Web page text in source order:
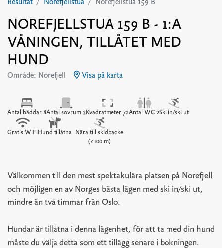
Resultat Norefjellstua Norefjellstua 159 B
NOREFJELLSTUA 159 B - 1:A
VÅNINGEN, TILLÅTET MED
HUND
Område: Norefjell Visa på karta
Antal bäddar 8Antal sovrum 3Kvadratmeter 72Antal WC 2Ski in/ski ut
Gratis WiFiHund tillåtna
Nära till skidbacke
(<100 m)
Välkommen till den mest spektakulära platsen på Norefjell
och möjligen en av Norges bästa lägen med ski in/ski ut,
mindre än två timmar från Oslo.
Hundar är tillåtna i denna lägenhet, för att ta med din hund
måste du välja detta som ett tillägg senare i bokningen.